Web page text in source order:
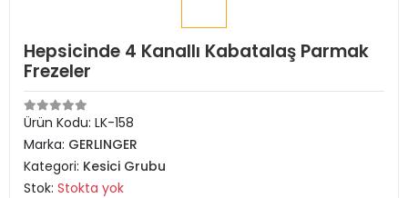
Hepsicinde 4 Kanallı Kabatalaş Parmak
Frezeler
Ürün Kodu: LK-158
Marka: GERLINGER
Kategori: Kesici Grubu
Stok: Stokta yok